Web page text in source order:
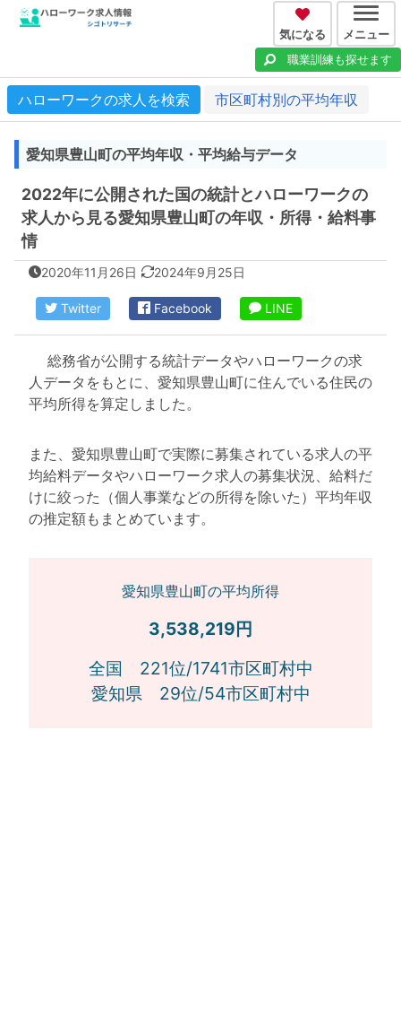
気になる メニュー
職業訓練も探せます
ハローワークの求人を検索 市区町村別の平均年収
愛知県豊山町の平均年収・平均給与データ
2022年に公開された国の統計とハローワークの
求人から見る愛知県豊山町の年収・所得・給料事
情
2020年11月26日 2024年9月25日
Twitter Facebook LINE
総務省が公開する統計データやハローワークの求
人データをもとに、愛知県豊山町に住んでいる住民の
平均所得を算定しました。
また、愛知県豊山町で実際に募集されている求人の平
均給料データやハローワーク求人の募集状況、給料だ
けに絞った（個人事業などの所得を除いた）平均年収
の推定額もまとめています。
愛知県豊山町の平均所得
3,538,219円
全国 221位/1741市区町村中
愛知県 29位/54市区町村中